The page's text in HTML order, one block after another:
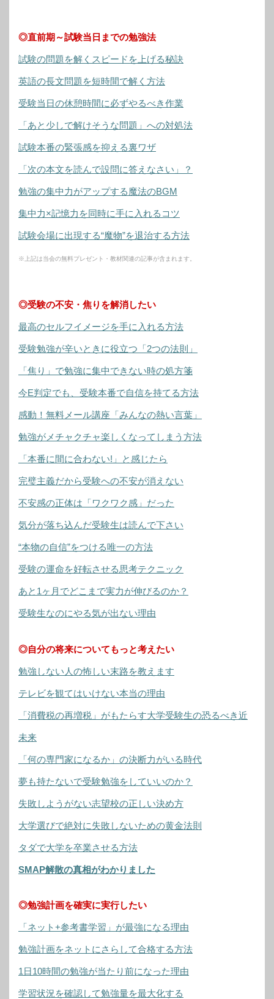
◎直前期～試験当日までの勉強法
試験の問題を解くスピードを上げる秘訣
英語の長文問題を短時間で解く方法
受験当日の休憩時間に必ずやるべき作業
「あと少しで解けそうな問題」への対処法
試験本番の緊張感を抑える裏ワザ
「次の本文を読んで設問に答えなさい」？
勉強の集中力がアップする魔法のBGM
集中力×記憶力を同時に手に入れるコツ
試験会場に出現する“魔物”を退治する方法
※上記は当会の無料プレゼント・教材関連の記事が含まれます。
◎受験の不安・焦りを解消したい
最高のセルフイメージを手に入れる方法
受験勉強が辛いときに役立つ「2つの法則」
「焦り」で勉強に集中できない時の処方箋
今E判定でも、受験本番で自信を持てる方法
感動！無料メール講座「みんなの熱い言葉」
勉強がメチャクチャ楽しくなってしまう方法
「本番に間に合わない!」と感じたら
完璧主義だから受験への不安が消えない
不安感の正体は「ワクワク感」だった
気分が落ち込んだ受験生は読んで下さい
“本物の自信”をつける唯一の方法
受験の運命を好転させる思考テクニック
あと1ヶ月でどこまで実力が伸びるのか？
受験生なのにやる気が出ない理由
◎自分の将来についてもっと考えたい
勉強しない人の怖しい末路を教えます
テレビを観てはいけない本当の理由
「消費税の再増税」がもたらす大学受験生の恐るべき近
未来
「何の専門家になるか」の決断力がいる時代
夢も持たないで受験勉強をしていいのか？
失敗しようがない志望校の正しい決め方
大学選びで絶対に失敗しないための黄金法則
タダで大学を卒業させる方法
SMAP解散の真相がわかりました
◎勉強計画を確実に実行したい
「ネット+参考書学習」が最強になる理由
勉強計画をネットにさらして合格する方法
1日10時間の勉強が当たり前になった理由
学習状況を確認して勉強量を最大化する